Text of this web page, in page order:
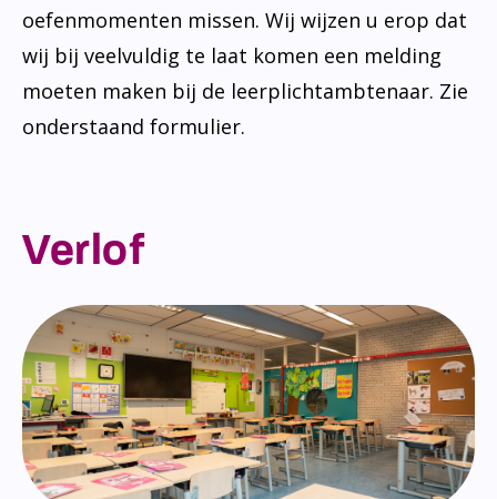
oefenmomenten missen. Wij wijzen u erop dat
wij bij veelvuldig te laat komen een melding
moeten maken bij de leerplichtambtenaar. Zie
onderstaand formulier.
Verlof